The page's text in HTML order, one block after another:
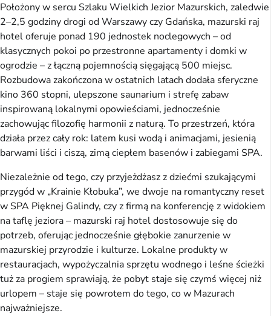
Położony w sercu Szlaku Wielkich Jezior Mazurskich, zaledwie
2–2,5 godziny drogi od Warszawy czy Gdańska, mazurski raj
hotel oferuje ponad 190 jednostek noclegowych – od
klasycznych pokoi po przestronne apartamenty i domki w
ogrodzie – z łączną pojemnością sięgającą 500 miejsc.
Rozbudowa zakończona w ostatnich latach dodała sferyczne
kino 360 stopni, ulepszone saunarium i strefę zabaw
inspirowaną lokalnymi opowieściami, jednocześnie
zachowując filozofię harmonii z naturą. To przestrzeń, która
działa przez cały rok: latem kusi wodą i animacjami, jesienią
barwami liści i ciszą, zimą ciepłem basenów i zabiegami SPA.
Niezależnie od tego, czy przyjeżdżasz z dziećmi szukającymi
przygód w „Krainie Kłobuka”, we dwoje na romantyczny reset
w SPA Pięknej Galindy, czy z firmą na konferencję z widokiem
na taflę jeziora – mazurski raj hotel dostosowuje się do
potrzeb, oferując jednocześnie głębokie zanurzenie w
mazurskiej przyrodzie i kulturze. Lokalne produkty w
restauracjach, wypożyczalnia sprzętu wodnego i leśne ścieżki
tuż za progiem sprawiają, że pobyt staje się czymś więcej niż
urlopem – staje się powrotem do tego, co w Mazurach
najważniejsze.